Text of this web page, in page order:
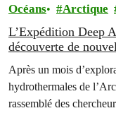
Océans Arctique
L’Expédition Deep
découverte de
d’images sous-
Après un mois
hydrothermales de
rassemblé des